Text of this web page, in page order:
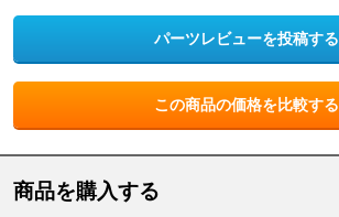
パーツレビューを投稿する
この商品の価格を比較する
商品を購入する